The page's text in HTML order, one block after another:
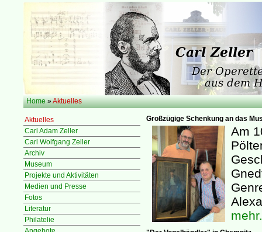
Home »Aktuelles
Aktuelles
Carl Adam Zeller
Carl Wolfgang Zeller
Archiv
Museum
Projekte und Aktivitäten
Medien und Presse
Fotos
Literatur
Philatelie
Großzügige Schenkung an das
Am